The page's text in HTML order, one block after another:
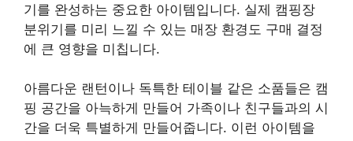
기를 완성하는 중요한 아이템입니다. 실제 캠핑장
분위기를 미리 느낄 수 있는 매장 환경도 구매 결정
에 큰 영향을 미칩니다.
아름다운 랜턴이나 독특한 테이블 같은 소품들은 캠
핑 공간을 아늑하게 만들어 가족이나 친구들과의 시
간을 더욱 특별하게 만들어줍니다. 이런 아이템을